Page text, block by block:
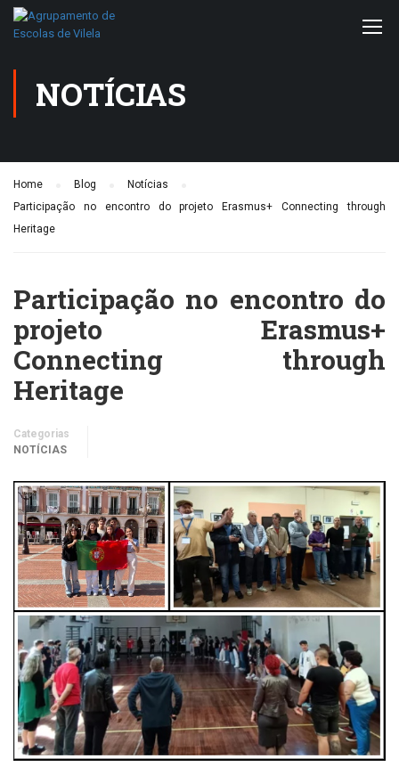
NOTÍCIAS
Home Blog
Notícias
Participação no encontro do projeto Erasmus+ Connecting through
Heritage
Participação no encontro do
projeto Erasmus+
Connecting through
Heritage
Categorias
NOTÍCIAS